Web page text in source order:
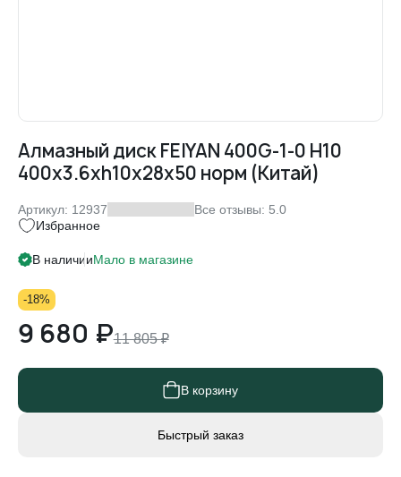
Алмазный диск FEIYAN 400G-1-0 H10
400x3.6xh10x28x50 норм (Китай)
Артикул: 12937
Все отзывы: 5.0
Избранное
В наличииМало в магазине
-18%
9 680 ₽11 805 ₽
В корзину
Быстрый заказ